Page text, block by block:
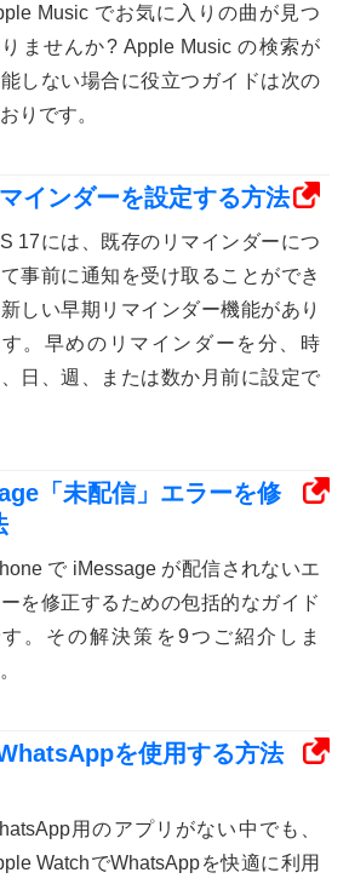
Music でお気に入りの曲が見つ
ませんか? Apple Music の検索が
しない場合に役立つガイドは次の
りです。
インダーを設定する方法
17には、既存のリマインダーにつ
事前に通知を受け取ることができ
しい早期リマインダー機能があり
す。早めのリマインダーを分、時
日、週、または数か月前に設定で
「未配信」エラーを修
で iMessage が配信されないエ
を修正するための包括的なガイド
。その解決策を9つご紹介しま
を使用する方法
用のアプリがない中でも、
WatchでWhatsAppを快適に利用